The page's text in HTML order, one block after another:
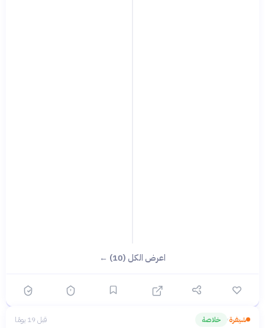
اعرض الكل (10) ←
شيفرة› خلاصة قبل 19 يومًا